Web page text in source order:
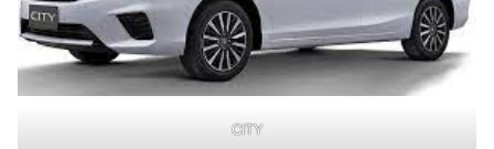
CITY